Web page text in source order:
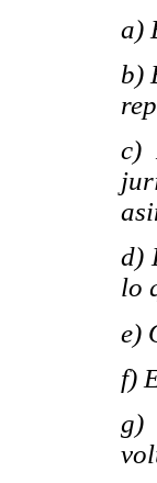
a)
b)
c)
d)
lo
e)
f)
g)